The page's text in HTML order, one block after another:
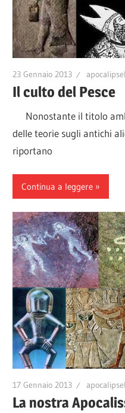
23 Gennaio 2013
Il culto del Pesce
Nonostante il titolo
delle teorie sugli antichi
riportano
Continua a leggere
17 Gennaio 2013
La nostra